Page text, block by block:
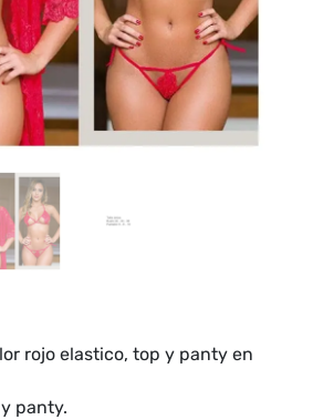
rojo elastico, top y panty en
panty.